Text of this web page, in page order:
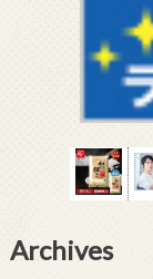
Archives